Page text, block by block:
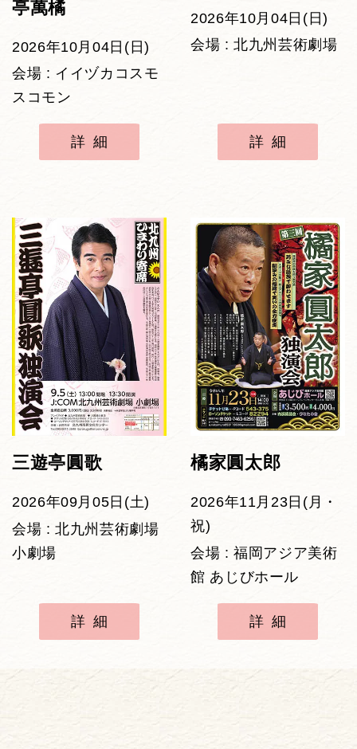
亭萬橘
2026年10月04日(日)
会場 : イイヅカコスモ
スコモン
詳細
2026年10月04日(日)
会場 : 北九州芸術劇場
詳細
三遊亭圓歌
2026年09月05日(土)
会場 : 北九州芸術劇場
小劇場
詳細
橘家圓太郎
2026年11月23日(月・
祝)
会場 : 福岡アジア美術
館 あじびホール
詳細